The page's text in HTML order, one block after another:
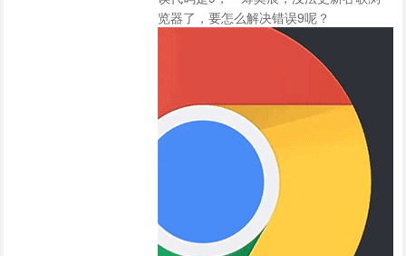
览器了，要怎么解决错误9呢？